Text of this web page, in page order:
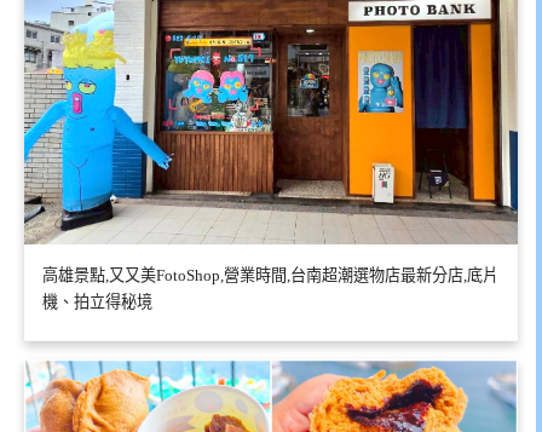
高雄景點,又又美FotoShop,營業時間,台南超潮選物店最新分店,底片
機、拍立得秘境